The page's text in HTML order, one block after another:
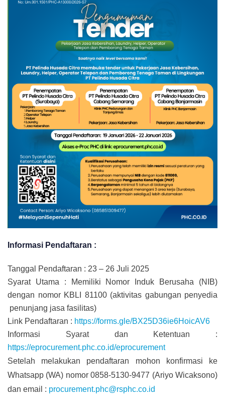
Informasi Pendaftaran :
Tanggal Pendaftaran : 23 – 26 Juli 2025
Syarat Utama : Memiliki Nomor Induk Berusaha (NIB)
dengan nomor KBLI 81100 (aktivitas gabungan penyedia
penunjang jasa fasilitas)
Link Pendaftaran : https://forms.gle/BX25D36ie6HoicAV6
Informasi Syarat dan Ketentuan :
https://eprocurement.phc.co.id/eprocurement
Setelah melakukan pendaftaran mohon konfirmasi ke
Whatsapp (WA) nomor 0858-5130-9477 (Ariyo Wicaksono)
dan email : procurement.phc@rsphc.co.id